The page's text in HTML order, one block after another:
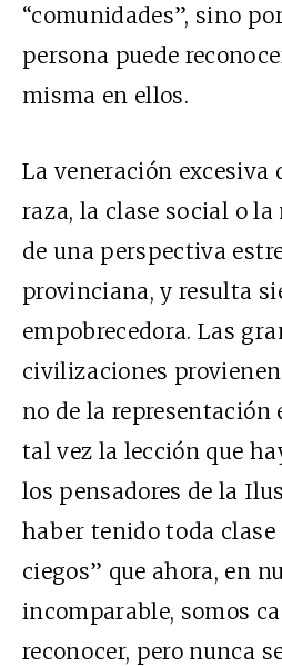
“comunidades”, sino
persona puede
misma en ellos.
La veneración excesiva
raza, la clase social o
de una perspectiva
provinciana, y resulta
empobrecedora. Las
civilizaciones
no de la representación
tal vez la lección que
los pensadores de la
haber tenido toda clase
ciegos” que ahora, en
incomparable, somos
reconocer, pero nunca